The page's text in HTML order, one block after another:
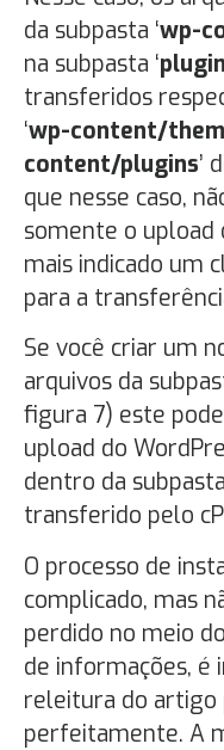
da subpasta ‘wp-
na subpasta ‘
transferidos
‘wp-content/
content/plugins’
que nesse caso,
somente o upload
mais indicado um
para a
Se você criar um
arquivos da
figura 7) este
upload do
dentro da subpasta
transferido pelo
O processo de
complicado, mas
perdido no meio
de informações, é
releitura do artigo
perfeitamente. A